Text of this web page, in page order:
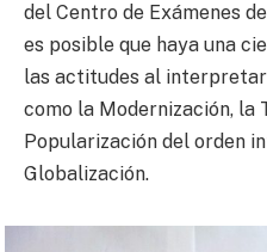
del Centro de Exámenes
es posible que haya una
las actitudes al
como la Modernización, la
Popularización del orden
Globalización.